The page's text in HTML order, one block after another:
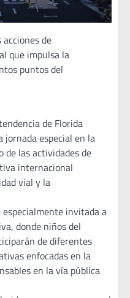
de
que impulsa la
puntos del
de Florida
jornada especial en la
de las actividades de
internacional
vial y la
especialmente invitada a
donde niños del
de diferentes
enfocadas en la
en la vía pública